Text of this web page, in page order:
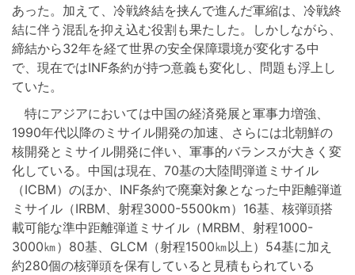
あった。加えて、冷戦終結を挟んで進んだ軍縮は、冷戦終
結に伴う混乱を抑え込む役割も果たした。しかしながら、
締結から32年を経て世界の安全保障環境が変化する中
で、現在ではINF条約が持つ意義も変化し、問題も浮上し
ていた。
特にアジアにおいては中国の経済発展と軍事力増強、
1990年代以降のミサイル開発の加速、さらには北朝鮮の
核開発とミサイル開発に伴い、軍事的バランスが大きく変
化している。中国は現在、70基の大陸間弾道ミサイル
（ICBM）のほか、INF条約で廃棄対象となった中距離弾道
ミサイル（IRBM、射程3000-5500km）16基、核弾頭搭
載可能な準中距離弾道ミサイル（MRBM、射程1000-
3000㎞）80基、GLCM（射程1500㎞以上）54基に加え
約280個の核弾頭を保有していると見積もられている